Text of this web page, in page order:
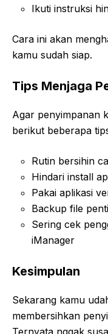
Ikuti instruksi
Cara ini akan
kamu sudah siap.
Tips Menjaga
Agar penyimpanan
berikut beberapa
Rutin bersihin
Hindari install
Pakai aplikasi
Backup file
Sering cek
iManager
Kesimpulan
Sekarang kamu
membersihkan